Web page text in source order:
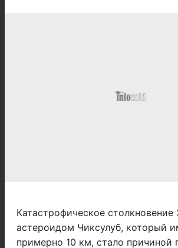
Катастрофическое столкновение
астероидом Чиксулуб, который
примерно 10 км, стало причиной